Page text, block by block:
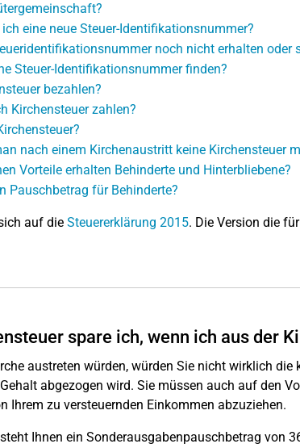
eine neue Steuer-Identifikationsnummer?
noch nicht erhalten oder
Steuer-Identifikationsnummer finden?
bezahlen?
Kirchensteuer zahlen?
nach einem Kirchenaustritt keine Kirchensteuer
Vorteile erhalten Behinderte und Hinterbliebene?
Pauschbetrag für Behinderte?
auf die Steuererklärung 2015. Die Version die
spare ich, wenn ich aus der
austreten würden, würden Sie nicht wirklich
abgezogen wird. Sie müssen auch auf den
Ihrem zu versteuernden Einkommen abzuziehen.
Ihnen ein Sonderausgabenpauschbetrag von